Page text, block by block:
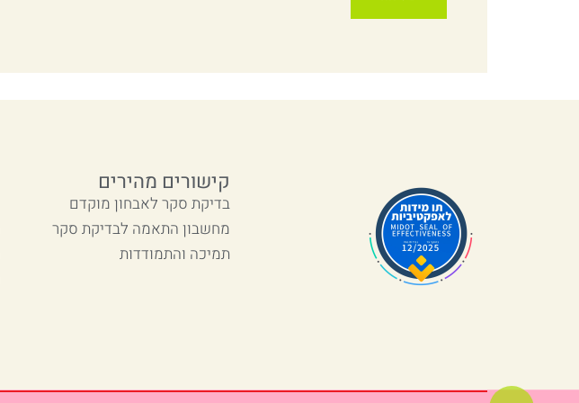
קישורים מהירים
בדיקת סקר לאבחון מוקדם
מחשבון התאמה לבדיקת סקר
תמיכה והתמודדות